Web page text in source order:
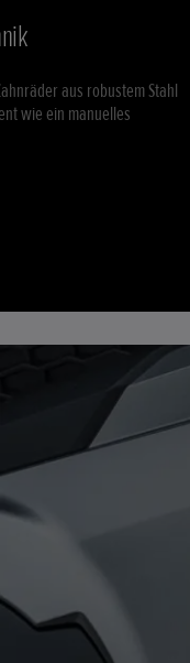
aus robustem Stahl
wie ein manuelles